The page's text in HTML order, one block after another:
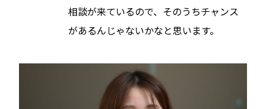
相談が来ているので、そのうちチャンス
があるんじゃないかなと思います。